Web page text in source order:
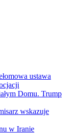
ustawa
Domu. Trump
wskazuje
w Iranie